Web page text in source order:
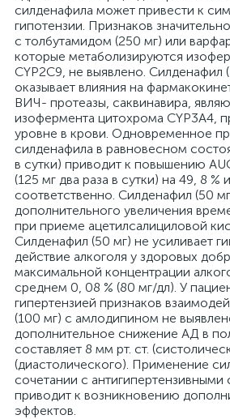
силденафила может привести к
гипотензии. Признаков
с толбутамидом (250 мг) или
которые метаболизируются
CYP2C9, не выявлено. Силденафил
оказывает влияния на
ВИЧ- протеазы, саквинавира,
изофермента цитохрома CYP3A4,
уровне в крови. Одновременное
силденафила в равновесном
в сутки) приводит к повышению
(125 мг два раза в сутки) на 49, 8 %
соответственно. Силденафил (50
дополнительного увеличения
при приеме ацетилсалициловой
Силденафил (50 мг) не усиливает
действие алкоголя у здоровых
максимальной концентрации
среднем 0, 08 % (80 мг/дл). У
гипертензией признаков
(100 мг) с амлодипином не
дополнительное снижение АД в
составляет 8 мм рт. ст.
(диастолического). Применение
сочетании с антигипертензивными
приводит к возникновению
эффектов.